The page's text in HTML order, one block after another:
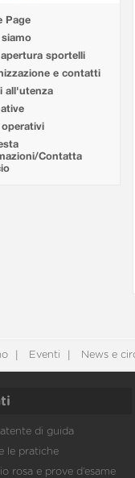
Page
siamo
sportelli
e contatti
all'utenza
Contatta
Eventi News e
di guida
le pratiche
rosa e prove d’esame